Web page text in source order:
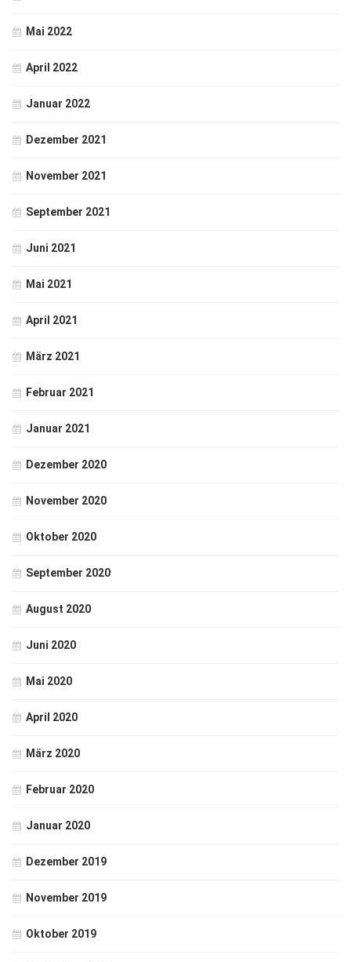
Mai 2022
April 2022
Januar 2022
Dezember 2021
November 2021
September 2021
Juni 2021
Mai 2021
April 2021
März 2021
Februar 2021
Januar 2021
Dezember 2020
November 2020
Oktober 2020
September 2020
August 2020
Juni 2020
Mai 2020
April 2020
März 2020
Februar 2020
Januar 2020
Dezember 2019
November 2019
Oktober 2019